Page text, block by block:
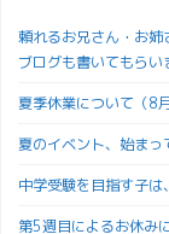
頼れるお兄さん・お姉
ブログも書いてもら
夏季休業について（8
夏のイベント、始まっ
中学受験を目指す子
第5週目によるお休み